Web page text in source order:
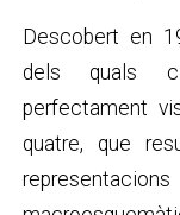
Descobert en
dels quals
perfectament
quatre, que